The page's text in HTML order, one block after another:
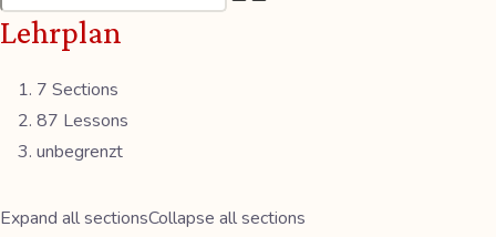
Lehrplan
7 Sections
87 Lessons
unbegrenzt
Expand all sectionsCollapse all sections